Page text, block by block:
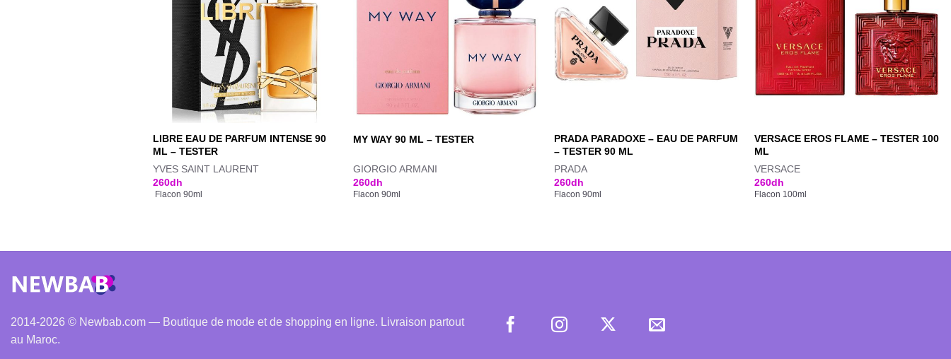
LIBRE EAU DE PARFUM INTENSE 90
ML – TESTER
YVES SAINT LAURENT
260dh
Flacon 90ml
MY WAY 90 ML – TESTER
GIORGIO ARMANI
260dh
Flacon 90ml
PRADA PARADOXE – EAU DE PARFUM
– TESTER 90 ML
PRADA
260dh
Flacon 90ml
VERSACE EROS FLAME – TESTER 100
ML
VERSACE
260dh
Flacon 100ml
2014-2026 © Newbab.com — Boutique de mode et de shopping en ligne. Livraison partout
au Maroc.